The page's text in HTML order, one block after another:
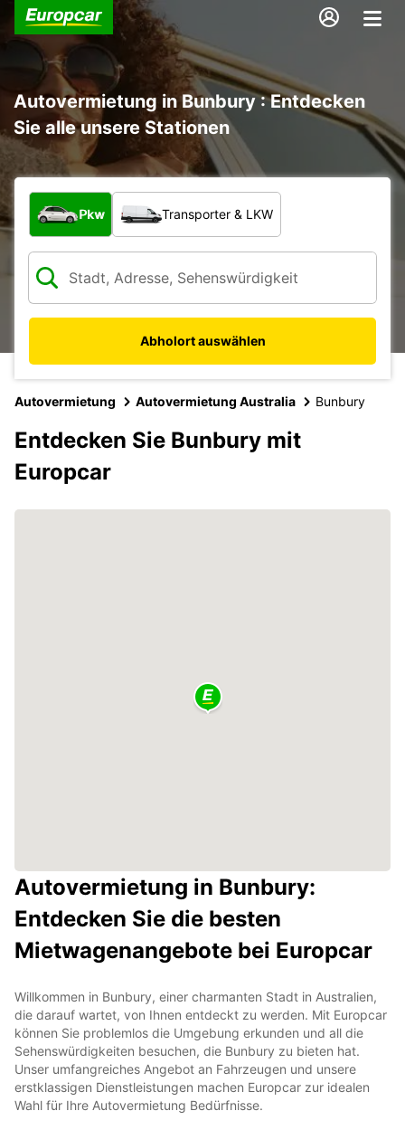
Autovermietung in Bunbury : Entdecken
Sie alle unsere Stationen
Welche Art von Fahrzeug?
Pkw Transporter & LKW
Abholort auswählen
Autovermietung Autovermietung Australia Bunbury
Entdecken Sie Bunbury mit
Europcar
Autovermietung in Bunbury:
Entdecken Sie die besten
Mietwagenangebote bei Europcar
Willkommen in Bunbury, einer charmanten Stadt in Australien,
die darauf wartet, von Ihnen entdeckt zu werden. Mit Europcar
können Sie problemlos die Umgebung erkunden und all die
Sehenswürdigkeiten besuchen, die Bunbury zu bieten hat.
Unser umfangreiches Angebot an Fahrzeugen und unsere
erstklassigen Dienstleistungen machen Europcar zur idealen
Wahl für Ihre Autovermietung Bedürfnisse.